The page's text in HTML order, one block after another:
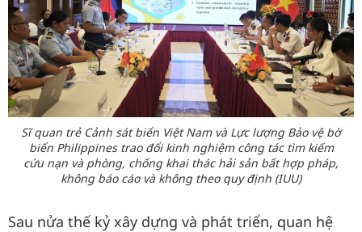
Sĩ quan trẻ Cảnh sát biển Việt Nam và Lực lượng Bảo vệ bờ
biển Philippines trao đổi kinh nghiệm công tác tìm kiếm
cứu nạn và phòng, chống khai thác hải sản bất hợp pháp,
không báo cáo và không theo quy định (IUU)
Sau nửa thế kỷ xây dựng và phát triển, quan hệ